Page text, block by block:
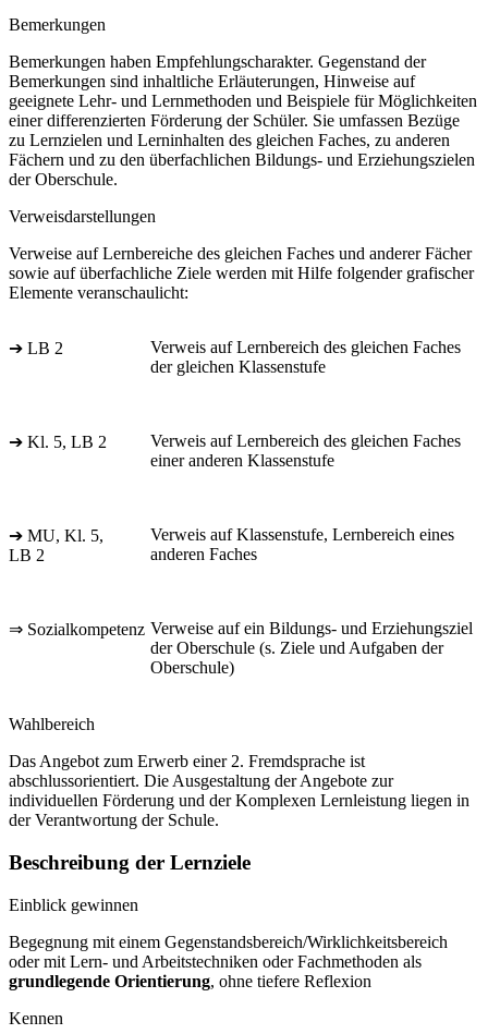
Bemerkungen
Bemerkungen haben Empfehlungscharakter. Gegenstand der
Bemerkungen sind inhaltliche Erläuterungen, Hinweise auf
geeignete Lehr- und Lernmethoden und Beispiele für Möglichkeiten
einer differenzierten Förderung der Schüler. Sie umfassen Bezüge
zu Lernzielen und Lerninhalten des gleichen Faches, zu anderen
Fächern und zu den überfachlichen Bildungs- und Erziehungszielen
der Oberschule.
Verweisdarstellungen
Verweise auf Lernbereiche des gleichen Faches und anderer Fächer
sowie auf überfachliche Ziele werden mit Hilfe folgender grafischer
Elemente veranschaulicht:
➔ LB 2
Verweis auf Lernbereich des gleichen Faches
der gleichen Klassenstufe
➔ Kl. 5, LB 2
Verweis auf Lernbereich des gleichen Faches
einer anderen Klassenstufe
➔ MU, Kl. 5,
LB 2
Verweis auf Klassenstufe, Lernbereich eines
anderen Faches
⇒ Sozialkompetenz Verweise auf ein Bildungs- und Erziehungsziel
der Oberschule (s. Ziele und Aufgaben der
Oberschule)
Wahlbereich
Das Angebot zum Erwerb einer 2. Fremdsprache ist
abschlussorientiert. Die Ausgestaltung der Angebote zur
individuellen Förderung und der Komplexen Lernleistung liegen in
der Verantwortung der Schule.
Beschreibung der Lernziele
Einblick gewinnen
Begegnung mit einem Gegenstandsbereich/Wirklichkeitsbereich
oder mit Lern- und Arbeitstechniken oder Fachmethoden als
grundlegende Orientierung, ohne tiefere Reflexion
Kennen